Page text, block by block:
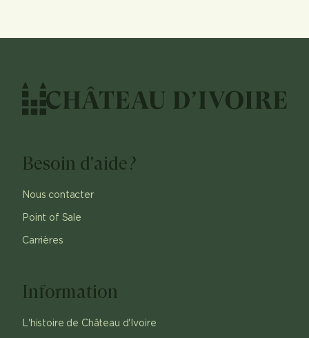
Besoin d'aide?
Nous contacter
Point of Sale
Carrières
Information
L'histoire de Château d'Ivoire